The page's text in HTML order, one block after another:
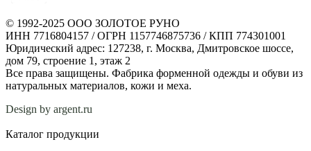
© 1992-2025 ООО ЗОЛОТОЕ РУНО
ИНН 7716804157 / ОГРН 1157746875736 / КПП 774301001
Юридический адрес: 127238, г. Москва, Дмитровское шоссе,
дом 79, строение 1, этаж 2
Все права защищены. Фабрика форменной одежды и обуви из
натуральных материалов, кожи и меха.
Design by argent.ru
Каталог продукции